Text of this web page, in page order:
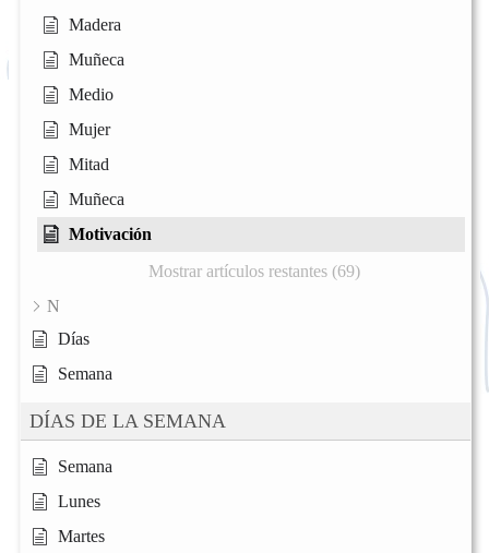
Madera
Muñeca
Medio
Mujer
Mitad
Muñeca
Motivación
Mostrar artículos restantes (69)
N
Días
Semana
DÍAS DE LA SEMANA
Semana
Lunes
Martes